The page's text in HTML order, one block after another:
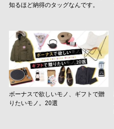
知るほど納得のタッグなんです。
ボーナスで欲しいモノ、ギフトで贈
りたいモノ。20選